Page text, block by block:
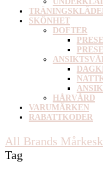
SKÖNHET
DOFTER
HÅRVÅRD
VARUMÄRKEN
RABATTKODER
All Brands
Tag